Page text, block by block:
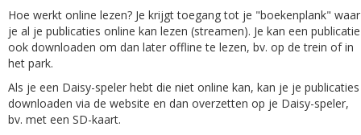
Hoe werkt online lezen? Je krijgt toegang tot je "boekenplank" waar
je al je publicaties online kan lezen (streamen). Je kan een publicatie
ook downloaden om dan later offline te lezen, bv. op de trein of in
het park.
Als je een Daisy-speler hebt die niet online kan, kan je je publicaties
downloaden via de website en dan overzetten op je Daisy-speler,
bv. met een SD-kaart.